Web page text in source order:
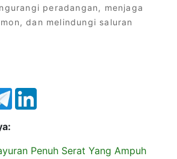
peradangan, menjaga
dan melindungi saluran
Penuh Serat Yang Ampuh